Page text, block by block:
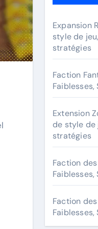
Expansion
style de
stratégies
Faction
Extension
de style de
stratégies
Faction
Faction